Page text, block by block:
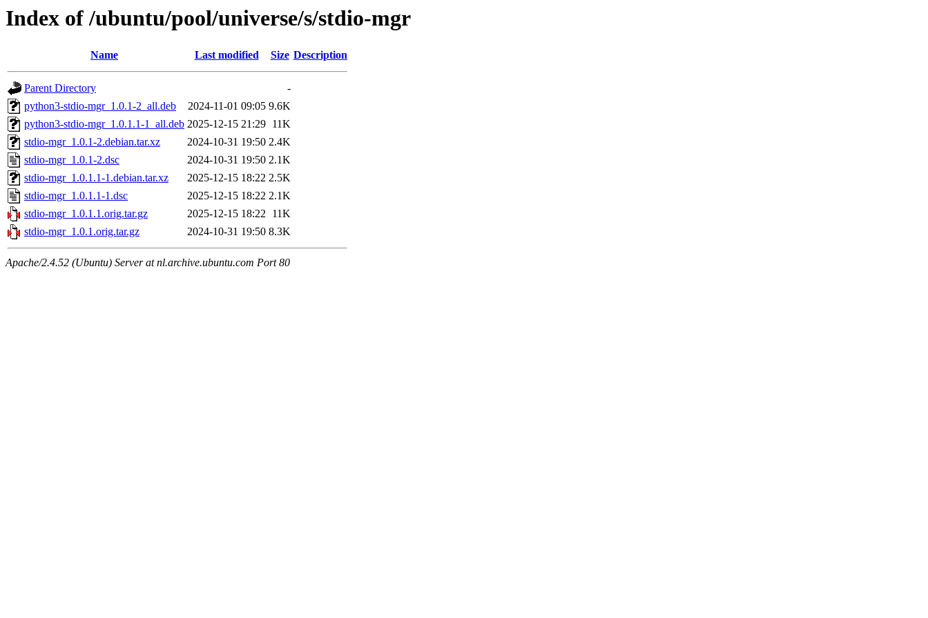
Index of /ubuntu/pool/universe/s/stdio-mgr
Name Last modified Size Description
Parent Directory
-
python3-stdio-mgr_1.0.1-2_all.deb
2024-11-01 09:05 9.6K
python3-stdio-mgr_1.0.1.1-1_all.deb 2025-12-15 21:29 11K
stdio-mgr_1.0.1-2.debian.tar.xz
2024-10-31 19:50 2.4K
stdio-mgr_1.0.1-2.dsc
2024-10-31 19:50 2.1K
stdio-mgr_1.0.1.1-1.debian.tar.xz
2025-12-15 18:22 2.5K
stdio-mgr_1.0.1.1-1.dsc
2025-12-15 18:22 2.1K
stdio-mgr_1.0.1.1.orig.tar.gz
2025-12-15 18:22 11K
stdio-mgr_1.0.1.orig.tar.gz
2024-10-31 19:50 8.3K
Apache/2.4.52 (Ubuntu) Server at nl.archive.ubuntu.com Port 80